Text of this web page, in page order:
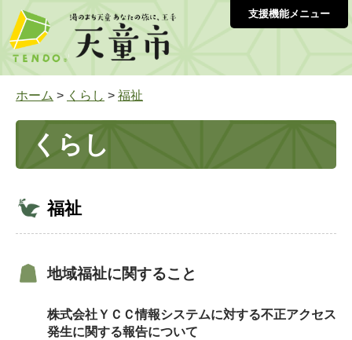
支援機能メニュー
ホーム > くらし > 福祉
くらし
福祉
地域福祉に関すること
株式会社ＹＣＣ情報システムに対する不正アクセス
発生に関する報告について